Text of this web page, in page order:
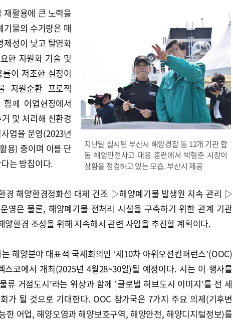
지난달 실시된 부산시 해양경찰 등 12개 기관 합
동 해양안전사고 대응 훈련에서 박형준 시장이
상황을 점검하고 있는 모습. 부산시 제공
재활용에 큰 노력을
기물의 수거량은 매
제성이 낮고 탈염화
한 자원화 기술 및
이 저조한 실정이
자원순환 프로젝
께 어업현장에서
및 처리해 친환경
업을 운영(2023년
용) 중이며 이를 단
는 방침이다.
경 해양환경정화선 대체 건조 ▷해양폐기물 발생원 지속 관리 ▷
영은 물론, 해양폐기물 전처리 시설을 구축하기 위한 관계 기관
양환경 조성을 위해 지속해서 관련 사업을 추진할 계획이다.
해양분야 대표적 국제회의인 ‘제10차 아워오션컨퍼런스’(OOC)
스코에서 개최(2025년 4월28~30일)될 예정이다. 시는 이 행사를
류 거점도시’라는 위상과 함께 ‘글로벌 허브도시 이미지’를 전 세
가 될 것으로 기대한다. OOC 참가국은 7가지 주요 의제(기후변
한 어업, 해양오염과 해양보호구역, 해양안전, 해양디지털정보)를